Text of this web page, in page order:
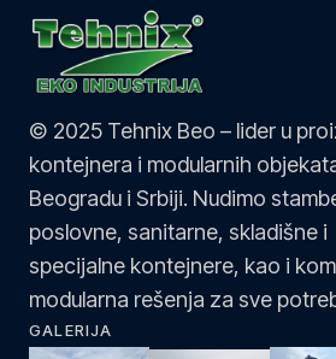
© 2025 Tehnix Beo – lider u
kontejnera i modularnih
Beogradu i Srbiji. Nudimo
poslovne, sanitarne, skladišne i
specijalne kontejnere, kao i
modularna rešenja za sve
GALERIJA